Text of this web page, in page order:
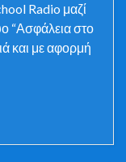
Radio μαζί
“Ασφάλεια στο
και με αφορμή